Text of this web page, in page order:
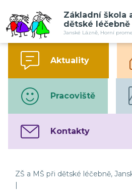
Základní škola
dětské léčebně
Janské Lázně, Horní
Aktuality
Pracoviště
Kontakty
ZŠ a MŠ při dětské léčebně,
|